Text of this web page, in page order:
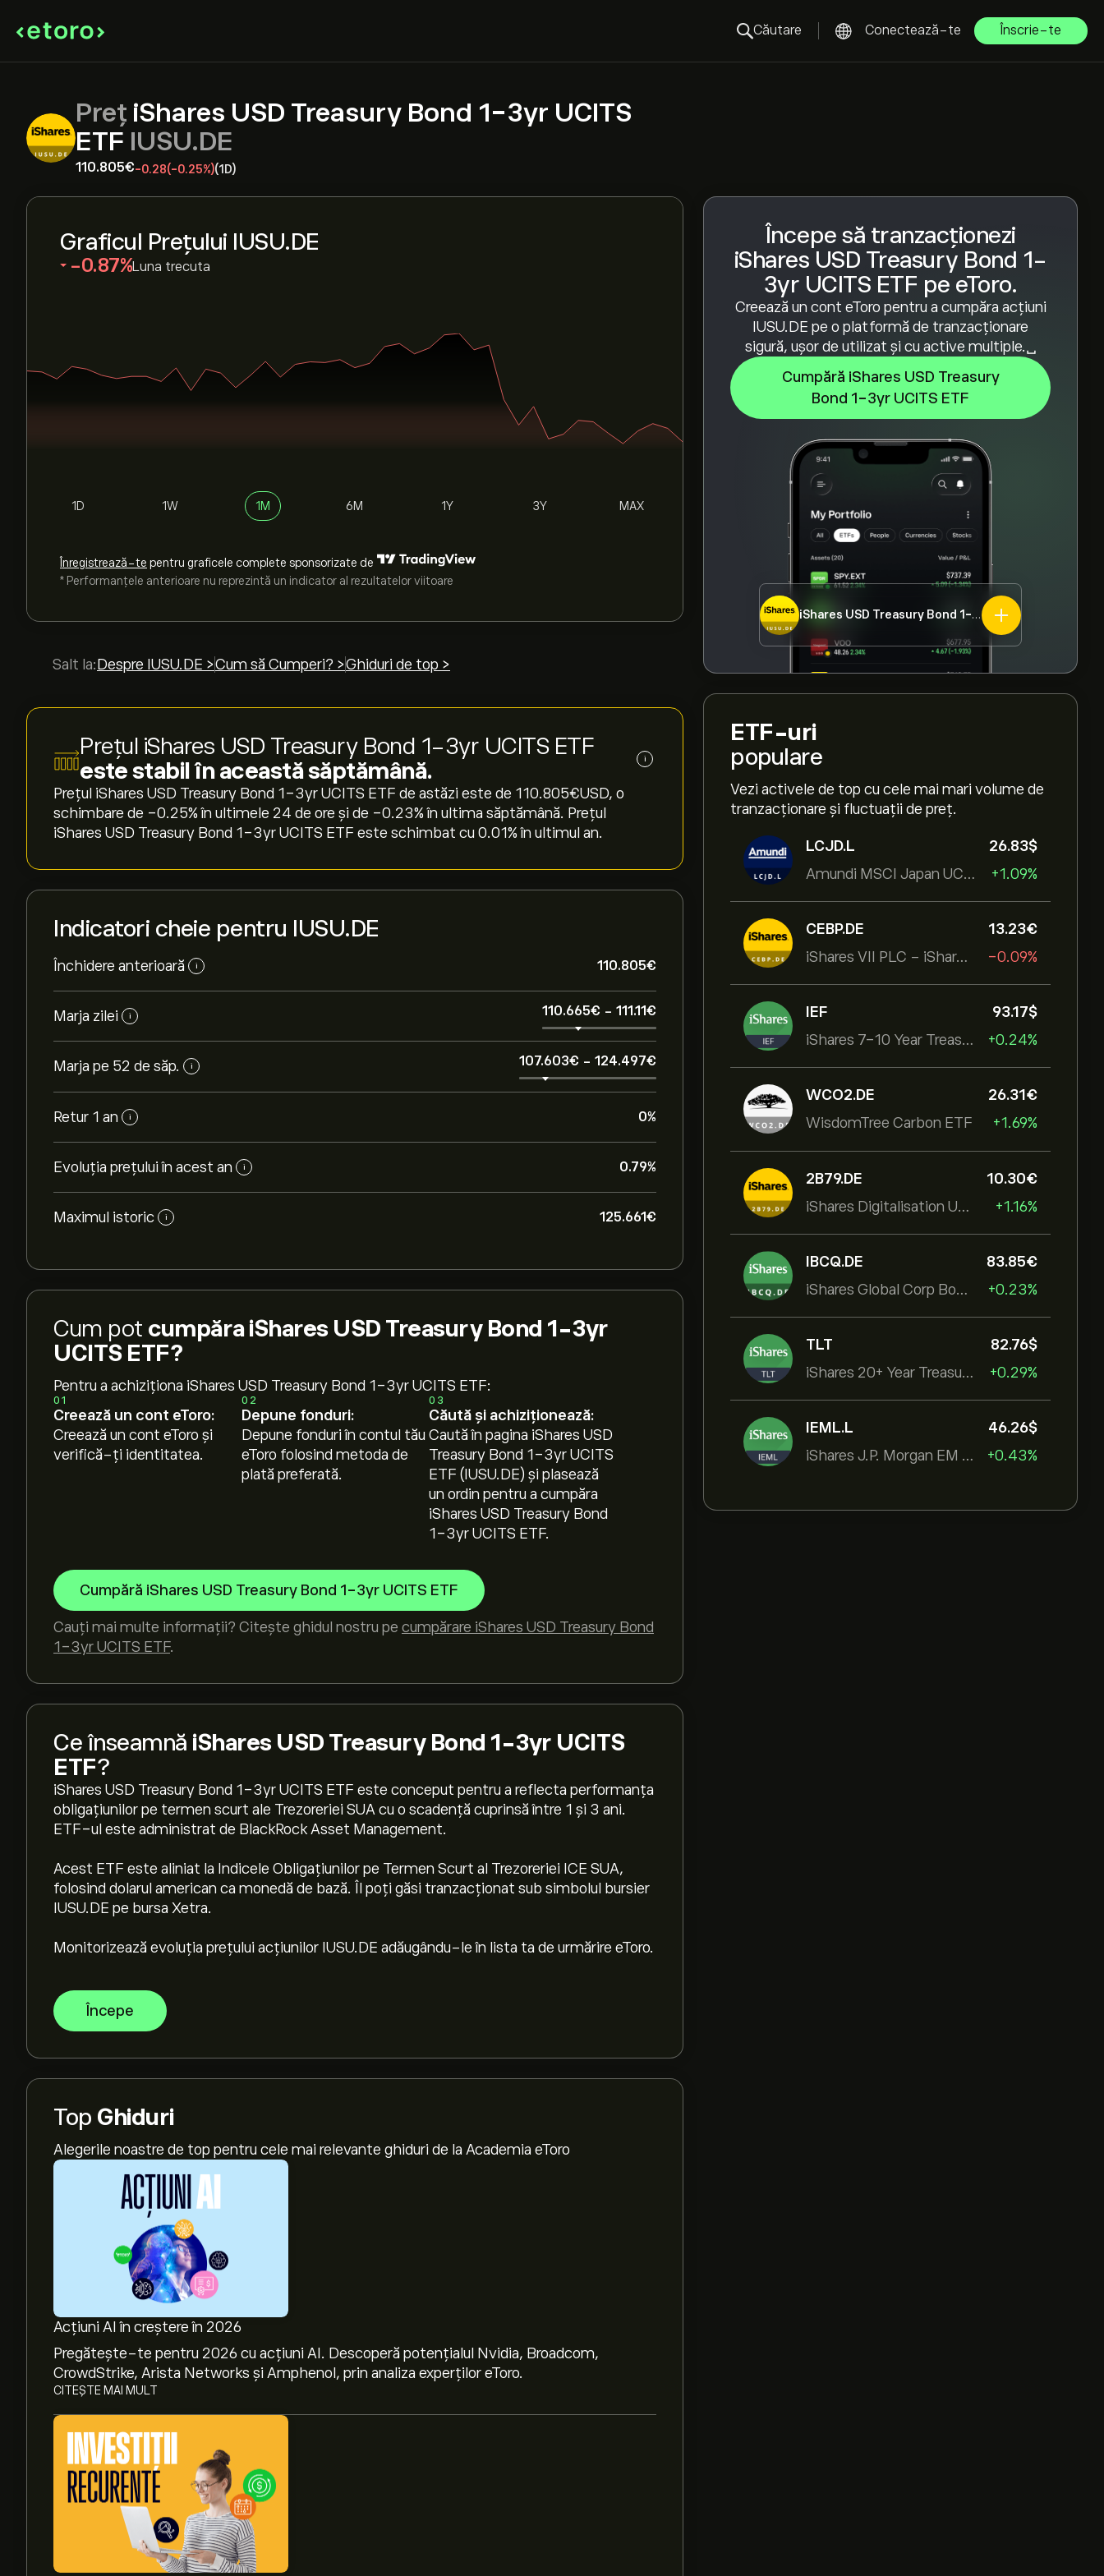
Căutare Conectează-te Înscrie-te
Preț iShares USD Treasury Bond 1-3yr UCITS
ETF IUSU.DE
110.805‎€‎-0.28(-0.25%)(1D)
Începe să tranzacționezi
iShares USD Treasury Bond 1-
3yr UCITS ETF pe eToro.
Creează un cont eToro pentru a cumpăra acțiuni
IUSU.DE pe o platformă de tranzacționare
sigură, ușor de utilizat și cu active multiple.␣
Cumpără iShares USD Treasury
Bond 1-3yr UCITS ETF
iShares USD Treasury Bond 1-3yr UCITS ETF
ETF-uri
populare
Vezi activele de top cu cele mai mari volume de
tranzacționare și fluctuații de preț.
LCJD.L
Amundi MSCI Japan UCITS ETF Acc
26.83‎$‎
+1.09%
CEBP.DE
iShares VII PLC - iShares MSCI EMU USD Hedged UCITS ETF
13.23‎€‎
-0.09%
IEF
iShares 7-10 Year Treasury Bond ETF
93.17‎$‎
+0.24%
WCO2.DE
WisdomTree Carbon ETF
26.31‎€‎
+1.69%
2B79.DE
iShares Digitalisation UCITS ETF
10.30‎€‎
+1.16%
IBCQ.DE
iShares Global Corp Bond EUR Hedged UCITS ETF Dist
83.85‎€‎
+0.23%
TLT
iShares 20+ Year Treasury Bond ETF
82.76‎$‎
+0.29%
IEML.L
iShares J.P. Morgan EM Local Govt Bond UCITS ETF
46.26‎$‎
+0.43%
Graficul Prețului IUSU.DE
‎-0.87‎ Luna trecuta
1D 1W 1M 6M 1Y 3Y MAX
Înregistrează-te pentru graficele complete sponsorizate de
* Performanțele anterioare nu reprezintă un indicator al rezultatelor viitoare
Salt la: Despre IUSU.DE >Cum să Cumperi? >Ghiduri de top >
Prețul iShares USD Treasury Bond 1-3yr UCITS ETF
este stabil în această săptămână.
i
Prețul iShares USD Treasury Bond 1-3yr UCITS ETF de astăzi este de 110.805‎€‎USD, o
schimbare de ‎-0.25‎% în ultimele 24 de ore și de ‎-0.23‎% în ultima săptămână. Prețul
iShares USD Treasury Bond 1-3yr UCITS ETF este schimbat cu ‎0.01‎% în ultimul an.
Indicatori cheie pentru IUSU.DE
Închidere anterioară i 110.805‎€‎
Marja zilei i 110.665‎€‎ - 111.11‎€‎
Marja pe 52 de săp. i 107.603‎€‎ - 124.497‎€‎
Retur 1 an i 0%
Evoluția prețului în acest an i 0.79%
Maximul istoric i 125.661‎€‎
Cum pot cumpăra iShares USD Treasury Bond 1-3yr
UCITS ETF?
Pentru a achiziționa iShares USD Treasury Bond 1-3yr UCITS ETF:
01
Creează un cont eToro:
Creează un cont eToro și
verifică-ți identitatea.
02
Depune fonduri:
Depune fonduri în contul tău
eToro folosind metoda de
plată preferată.
03
Căută și achiziționează:
Caută în pagina iShares USD
Treasury Bond 1-3yr UCITS
ETF (IUSU.DE) și plasează
un ordin pentru a cumpăra
iShares USD Treasury Bond
1-3yr UCITS ETF.
Cumpără iShares USD Treasury Bond 1-3yr UCITS ETF
Cauți mai multe informații? Citește ghidul nostru pe cumpărare iShares USD Treasury Bond
1-3yr UCITS ETF.
Ce înseamnă iShares USD Treasury Bond 1-3yr UCITS
ETF?
iShares USD Treasury Bond 1-3yr UCITS ETF este conceput pentru a reflecta performanța
obligațiunilor pe termen scurt ale Trezoreriei SUA cu o scadență cuprinsă între 1 și 3 ani.
ETF-ul este administrat de BlackRock Asset Management.
Acest ETF este aliniat la Indicele Obligațiunilor pe Termen Scurt al Trezoreriei ICE SUA,
folosind dolarul american ca monedă de bază. Îl poți găsi tranzacționat sub simbolul bursier
IUSU.DE pe bursa Xetra.
Monitorizează evoluția prețului acțiunilor IUSU.DE adăugându-le în lista ta de urmărire eToro.
Începe
Top Ghiduri
Alegerile noastre de top pentru cele mai relevante ghiduri de la Academia eToro
Acțiuni AI în creștere în 2026
Pregătește-te pentru 2026 cu acțiuni AI. Descoperă potențialul Nvidia, Broadcom,
CrowdStrike, Arista Networks și Amphenol, prin analiza experților eToro.
CITEȘTE MAI MULT